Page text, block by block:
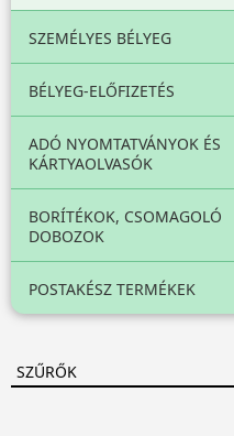
SZEMÉLYES BÉLYEG
BÉLYEG-ELŐFIZETÉS
ADÓ NYOMTATVÁNYOK ÉS
KÁRTYAOLVASÓK
BORÍTÉKOK, CSOMAGOLÓ
DOBOZOK
POSTAKÉSZ TERMÉKEK
SZŰRŐK